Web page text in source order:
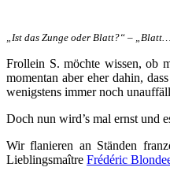
„Ist das Zunge oder Blatt?“ –
Frollein S. möchte wissen, ob
momentan aber eher dahin,
wenigstens immer noch
Doch nun wird’s mal ernst und
Wir flanieren an Ständen
Lieblingsmaître Frédéric